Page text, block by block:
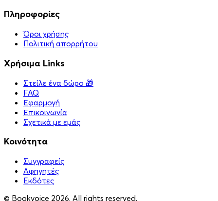
Πληροφορίες
Όροι χρήσης
Πολιτική απορρήτου
Χρήσιμα Links
Στείλε ένα δώρο 🎁
FAQ
Εφαρμογή
Επικοινωνία
Σχετικά με εμάς
Κοινότητα
Συγγραφείς
Αφηγητές
Eκδότες
© Bookvoice 2026. All rights reserved.